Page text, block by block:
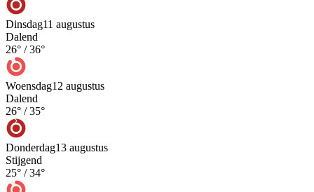
Dinsdag11 augustus
Dalend
26° /36°
Woensdag12 augustus
Dalend
26° /35°
Donderdag13 augustus
Stijgend
25° /34°